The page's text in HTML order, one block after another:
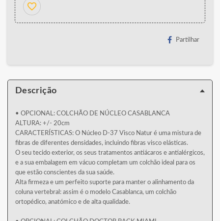
favorite_border
Partilhar
Descrição
• OPCIONAL: COLCHÃO DE NÚCLEO CASABLANCA
ALTURA: +/- 20cm
CARACTERÍSTICAS: O Núcleo D-37 Visco Natur é uma mistura de
fibras de diferentes densidades, incluindo fibras visco elásticas.
O seu tecido exterior, os seus tratamentos antiácaros e antialérgicos,
e a sua embalagem em vácuo completam um colchão ideal para os
que estão conscientes da sua saúde.
Alta firmeza e um perfeito suporte para manter o alinhamento da
coluna vertebral: assim é o modelo Casablanca, um colchão
ortopédico, anatómico e de alta qualidade.